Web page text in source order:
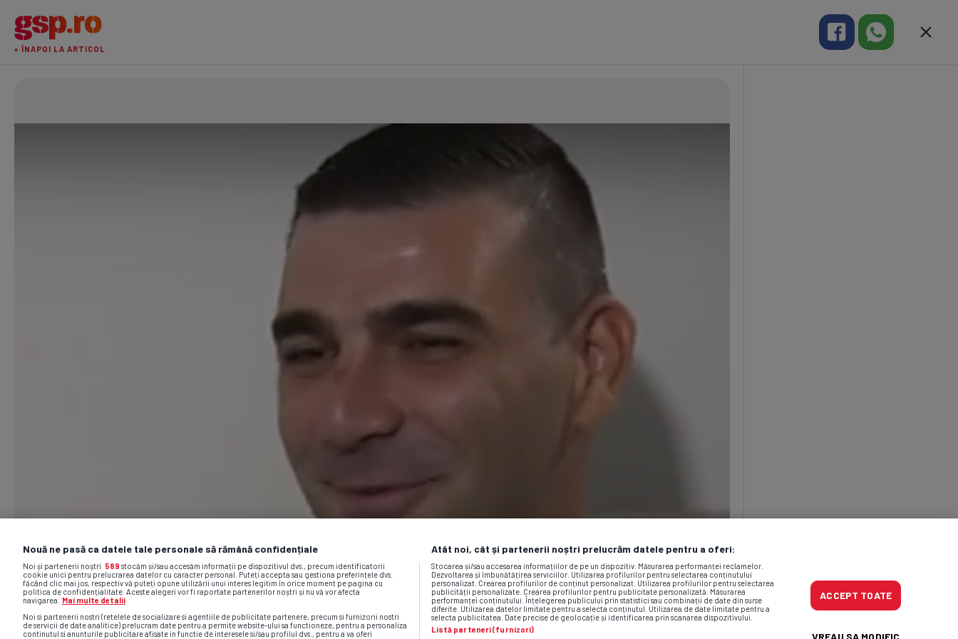
« ÎNAPOI LA ARTICOL
Nouă ne pasă ca datele tale personale să rămână confidențiale
Noi și partenerii noștri 589 stocăm și/sau accesăm informații pe dispozitivul dvs., precum identificatorii
cookie unici pentru prelucrarea datelor cu caracter personal. Puteți accepta sau gestiona preferințele dvs.
făcând clic mai jos, respectiv vă puteți opune utilizării unui interes legitim în orice moment pe pagina cu
politica de confidențialitate. Aceste alegeri vor fi raportate partenerilor noștri și nu vă vor afecta
navigarea.
Mai multe detalii
Noi si partenerii nostri (retelele de socializare si agentiile de publicitate partenere, precum si furnizorii nostri
de servicii de date analitice) prelucram date pentru a permite website-ului sa functioneze, pentru a personaliza
continutul si anunturile publicitare afisate in functie de interesele si/sau profilul dvs., pentru a va oferi
Atât noi, cât și partenerii noștri prelucrăm datele pentru a oferi:
Stocarea și/sau accesarea informațiilor de pe un dispozitiv. Măsurarea performanței reclamelor.
Dezvoltarea și îmbunătățirea serviciilor. Utilizarea profilurilor pentru selectarea conținutului
personalizat. Crearea profilurilor de conținut personalizat. Utilizarea profilurilor pentru selectarea
publicității personalizate. Crearea profilurilor pentru publicitate personalizată. Măsurarea
performanței conținutului. Înțelegerea publicului prin statistici sau combinații de date din surse
diferite. Utilizarea datelor limitate pentru a selecta conținutul. Utilizarea de date limitate pentru a
selecta publicitatea. Date precise de geolocație și identificarea prin scanarea dispozitivului.
Listă parteneri (furnizori)
ACCEPT TOATE
VREAU SA MODIFIC